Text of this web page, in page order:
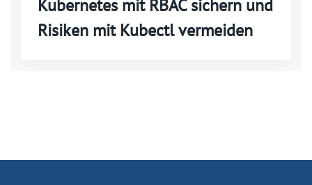
Kubernetes mit RBAC sichern und
Risiken mit Kubectl vermeiden